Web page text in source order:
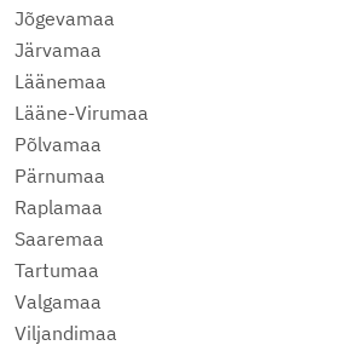
Jõgevamaa
Järvamaa
Läänemaa
Lääne-Virumaa
Põlvamaa
Pärnumaa
Raplamaa
Saaremaa
Tartumaa
Valgamaa
Viljandimaa